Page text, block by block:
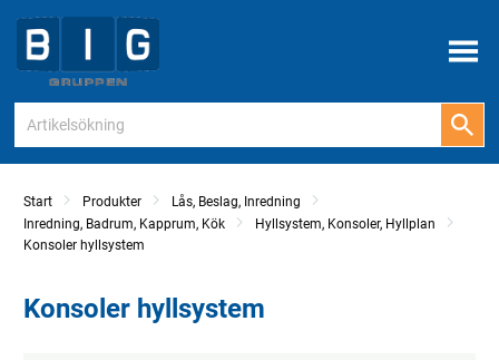
Meny
Start Produkter
Lås, Beslag, Inredning
Inredning, Badrum, Kapprum, Kök
Hyllsystem, Konsoler, Hyllplan
Konsoler hyllsystem
Konsoler hyllsystem